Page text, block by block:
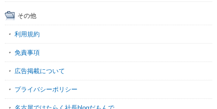
その他
利用規約
免責事項
広告掲載について
プライバシーポリシー